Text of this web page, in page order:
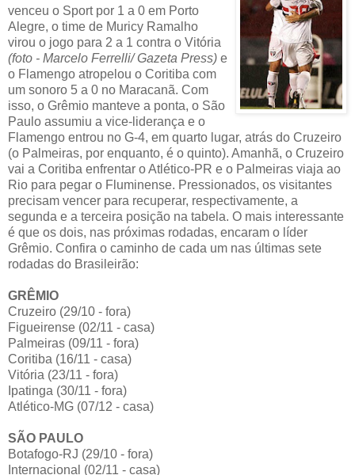
venceu o Sport por 1 a 0 em Porto
Alegre, o time de Muricy Ramalho
virou o jogo para 2 a 1 contra o Vitória
(foto - Marcelo Ferrelli/ Gazeta Press) e
o Flamengo atropelou o Coritiba com
um sonoro 5 a 0 no Maracanã. Com
isso, o Grêmio manteve a ponta, o São
Paulo assumiu a vice-liderança e o
Flamengo entrou no G-4, em quarto lugar, atrás do Cruzeiro
(o Palmeiras, por enquanto, é o quinto). Amanhã, o Cruzeiro
vai a Coritiba enfrentar o Atlético-PR e o Palmeiras viaja ao
Rio para pegar o Fluminense. Pressionados, os visitantes
precisam vencer para recuperar, respectivamente, a
segunda e a terceira posição na tabela. O mais interessante
é que os dois, nas próximas rodadas, encaram o líder
Grêmio. Confira o caminho de cada um nas últimas sete
rodadas do Brasileirão:
GRÊMIO
Cruzeiro (29/10 - fora)
Figueirense (02/11 - casa)
Palmeiras (09/11 - fora)
Coritiba (16/11 - casa)
Vitória (23/11 - fora)
Ipatinga (30/11 - fora)
Atlético-MG (07/12 - casa)
SÃO PAULO
Botafogo-RJ (29/10 - fora)
Internacional (02/11 - casa)